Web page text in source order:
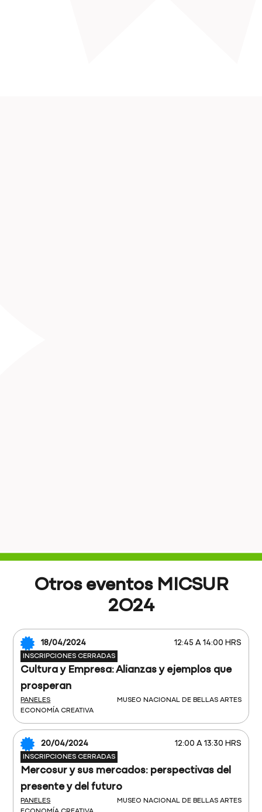
Otros eventos MICSUR
2O24
18/04/2024 12:45 A 14:00 HRS
INSCRIPCIONES CERRADAS
Cultura y Empresa: Alianzas y ejemplos que
prosperan
PANELES
MUSEO NACIONAL DE BELLAS ARTES
ECONOMÍA CREATIVA
20/04/2024 12:00 A 13:30 HRS
INSCRIPCIONES CERRADAS
Mercosur y sus mercados: perspectivas del
presente y del futuro
PANELES
MUSEO NACIONAL DE BELLAS ARTES